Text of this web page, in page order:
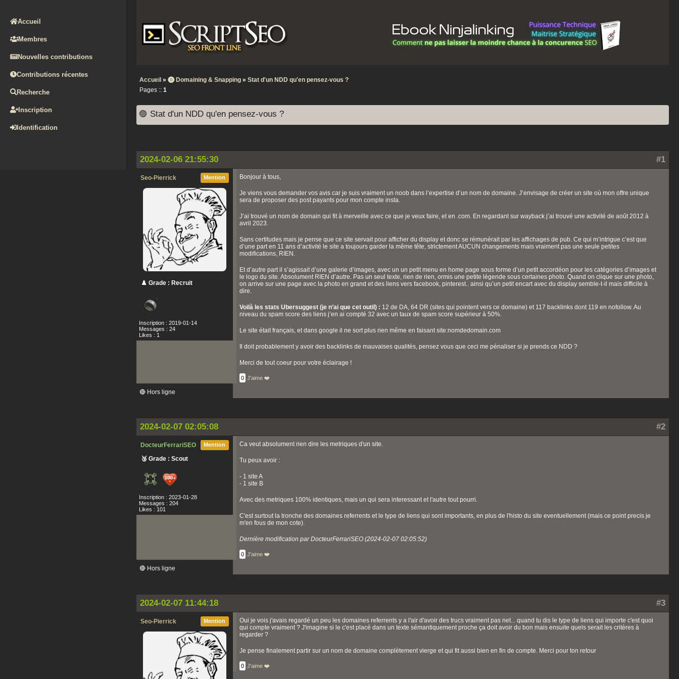
Accueil
Membres
Nouvelles contributions
Contributions récentes
Recherche
Inscription
Identification
Accueil » ⓿ Domaining & Snapping » Stat d'un NDD qu'en pensez-vous ?
Pages :: 1
🟣 Stat d'un NDD qu'en pensez-vous ?
#1
2024-02-06 21:55:30
Mention
Seo-Pierrick
♟️ Grade : Recruit
Inscription : 2019-01-14
Messages : 24
Likes : 1
Bonjour à tous,
Je viens vous demander vos avis car je suis vraiment un noob dans l’expertise d’un nom de domaine. J’envisage de créer un site où mon offre unique
sera de proposer des post payants pour mon compte insta.
J’ai trouvé un nom de domain qui fit à merveille avec ce que je veux faire, et en .com. En regardant sur wayback j’ai trouvé une activité de août 2012 à
avril 2023.
Sans certitudes mais je pense que ce site servait pour afficher du display et donc se rémunérait par les affichages de pub. Ce qui m’intrigue c’est que
d’une part en 11 ans d’activité le site a toujours garder la même tête, strictement AUCUN changements mais vraiment pas une seule petites
modifications, RIEN.
Et d’autre part il s’agissait d’une galerie d’images, avec un un petit menu en home page sous forme d’un petit accordéon pour les catégories d’images et
le logo du site. Absolument RIEN d’autre. Pas un seul texte, rien de rien, ormis une petite légende sous certaines photo. Quand on clique sur une photo,
on arrive sur une page avec la photo en grand et des liens vers facebook, pinterest.. ainsi qu’un petit encart avec du display semble-t-il mais difficile à
dire.
Voilà les stats Ubersuggest (je n’ai que cet outil) : 12 de DA, 64 DR (sites qui pointent vers ce domaine) et 117 backlinks dont 119 en nofollow. Au
niveau du spam score des liens j’en ai compté 32 avec un taux de spam score supérieur à 50%.
Le site était français, et dans google il ne sort plus rien même en faisant site:nomdedomain.com
Il doit probablement y avoir des backlinks de mauvaises qualités, pensez vous que ceci me pénaliser si je prends ce NDD ?
Merci de tout coeur pour votre éclairage !
0 J'aime ❤️
🔴 Hors ligne
#2
2024-02-07 02:05:08
Mention
DocteurFerrariSEO
🥉 Grade : Scout
Inscription : 2023-01-28
Messages : 204
Likes : 101
Ca veut absolument rien dire les metriques d'un site.
Tu peux avoir :
- 1 site A
- 1 site B
Avec des metriques 100% identiques, mais un qui sera interessant et l'autre tout pourri.
C'est surtout la tronche des domaines referrents et le type de liens qui sont importants, en plus de l'histo du site eventuellement (mais ce point precis je
m'en fous de mon cote).
Dernière modification par DocteurFerrariSEO (2024-02-07 02:05:52)
0 J'aime ❤️
🔴 Hors ligne
#3
2024-02-07 11:44:18
Mention
Seo-Pierrick
Oui je vois j'avais regardé un peu les domaines referrents y a l'air d'avoir des trucs vraiment pas net... quand tu dis le type de liens qui importe c'est quoi
qui compte vraiment ? J'imagine si le c'est placé dans un texte sémantiquement proche ça doit avoir du bon mais ensuite quels serait les critères à
regarder ?
Je pense finalement partir sur un nom de domaine complètement vierge et qui fit aussi bien en fin de compte. Merci pour ton retour
0 J'aime ❤️